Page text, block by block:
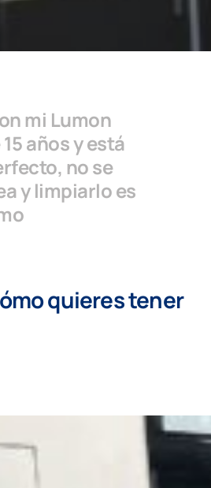
mi Lumon
años y está
no se
y limpiarlo es
quieres tener